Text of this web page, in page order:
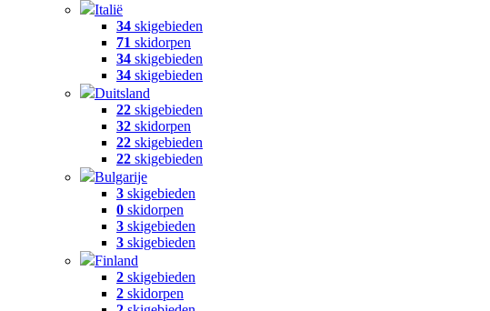
Italië
34 skigebieden
71 skidorpen
34 skigebieden
34 skigebieden
Duitsland
22 skigebieden
32 skidorpen
22 skigebieden
22 skigebieden
Bulgarije
3 skigebieden
0 skidorpen
3 skigebieden
3 skigebieden
Finland
2 skigebieden
2 skidorpen